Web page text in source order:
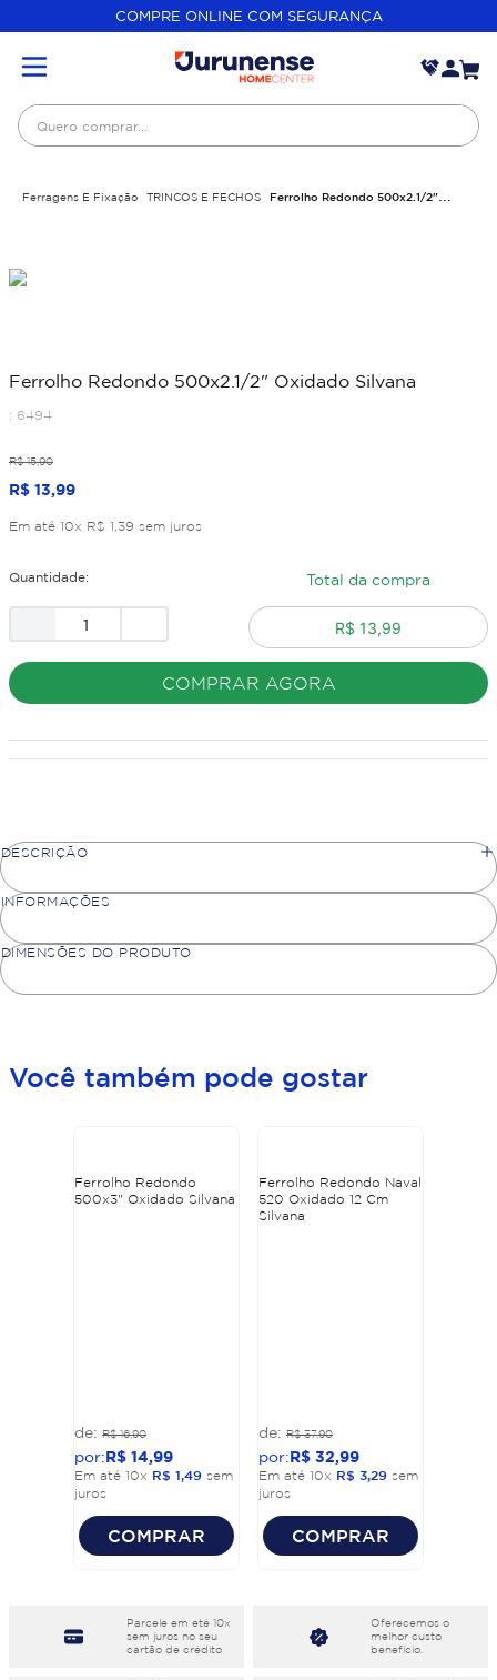
COMPRE ONLINE COM SEGURANÇA
Quero comprar...
Ferragens E Fixação TRINCOS E FECHOS Ferrolho Redondo 500x2.1/2"
Ferrolho Redondo 500x2.1/2" Oxidado Silvana
: 6494
R$ 15,90
R$ 13,99
Em até 10x R$ 1 39 sem juros
Quantidade: Total da compra
R$ 13,99
COMPRAR AGORA
DESCRIÇÃO
INFORMAÇÕES
DIMENSÕES DO PRODUTO
Você também pode gostar
Ferrolho Redondo
500x3" Oxidado Silvana
R$ 16,90
R$ 14,99
Em até 10x R$ 1,49 sem
juros
COMPRAR
Ferrolho Redondo Naval
520 Oxidado 12 Cm
Silvana
R$ 37,90
R$ 32,99
Em até 10x R$ 3,29 sem
juros
COMPRAR
Parcele em eté 10x
sem juros no seu
cartão de crédito
Oferecemos o
melhor custo
benefício.